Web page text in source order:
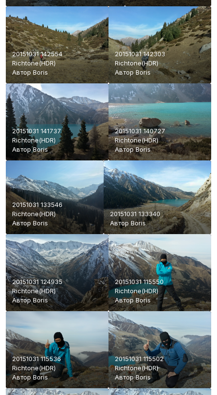
20151031 142554
Richtone(HDR)
АвторBoris
20151031 142303
Richtone(HDR)
АвторBoris
20151031 141737
Richtone(HDR)
АвторBoris
20151031 140727
Richtone(HDR)
АвторBoris
20151031 133546
Richtone(HDR)
Автор Boris
20151031 133340
АвторBoris
20151031 124935
Richtone(HDR)
АвторBoris
20151031 115550
Richtone(HDR)
АвторBoris
20151031 115536
Richtone(HDR)
АвторBoris
20151031 115502
Richtone(HDR)
АвторBoris